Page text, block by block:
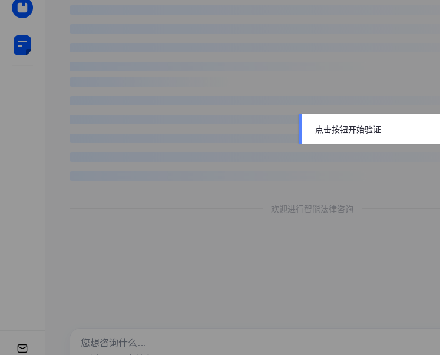
欢迎进行智能法律咨询
点击按钮开始验证